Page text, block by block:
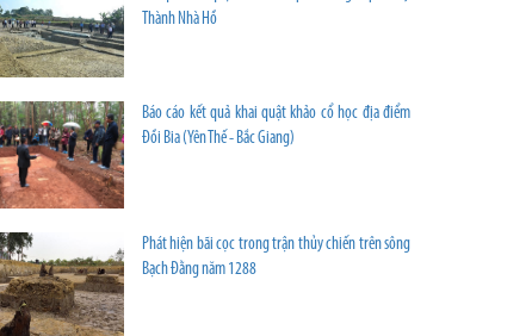
Thành Nhà Hồ
Báo cáo kết quả khai quật khảo cổ học địa điểm
Đồi Bia (Yên Thế - Bắc Giang)
Phát hiện bãi cọc trong trận thủy chiến trên sông
Bạch Đằng năm 1288